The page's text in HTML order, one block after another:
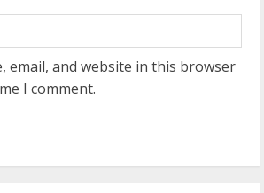
email, and website in this browser
I comment.